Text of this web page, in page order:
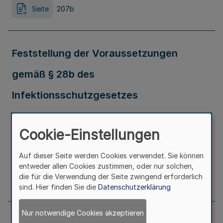
Seite 207b
Feststellung der Voraussetzungen
gemäß § 28b des
Infektionsschutzgesetzes
Erschienen in Teil 1
Seite 210b
Cookie-Einstellungen
Auf dieser Seite werden Cookies verwendet. Sie können
entweder allen Cookies zustimmen, oder nur solchen,
die für die Verwendung der Seite zwingend erforderlich
sind. Hier finden Sie die Datenschutzerklärung
Nur notwendige Cookies akzeptieren